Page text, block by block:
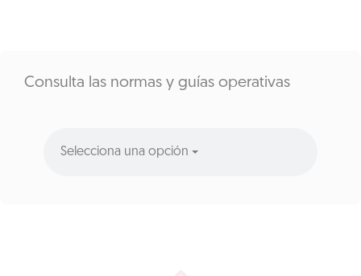
Consulta las normas y guías operativas
Selecciona una opción